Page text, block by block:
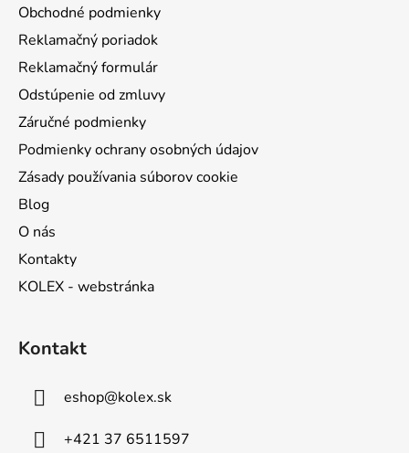
Obchodné podmienky
Reklamačný poriadok
Reklamačný formulár
Odstúpenie od zmluvy
Záručné podmienky
Podmienky ochrany osobných údajov
Zásady používania súborov cookie
Blog
O nás
Kontakty
KOLEX - webstránka
Kontakt
eshop@kolex.sk
+421 37 6511597